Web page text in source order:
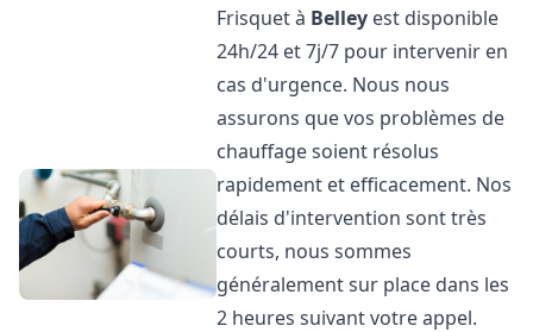
Frisquet à Belley est disponible
24h/24 et 7j/7 pour intervenir en
cas d'urgence. Nous nous
assurons que vos problèmes de
chauffage soient résolus
rapidement et efficacement. Nos
délais d'intervention sont très
courts, nous sommes
généralement sur place dans les
2 heures suivant votre appel.